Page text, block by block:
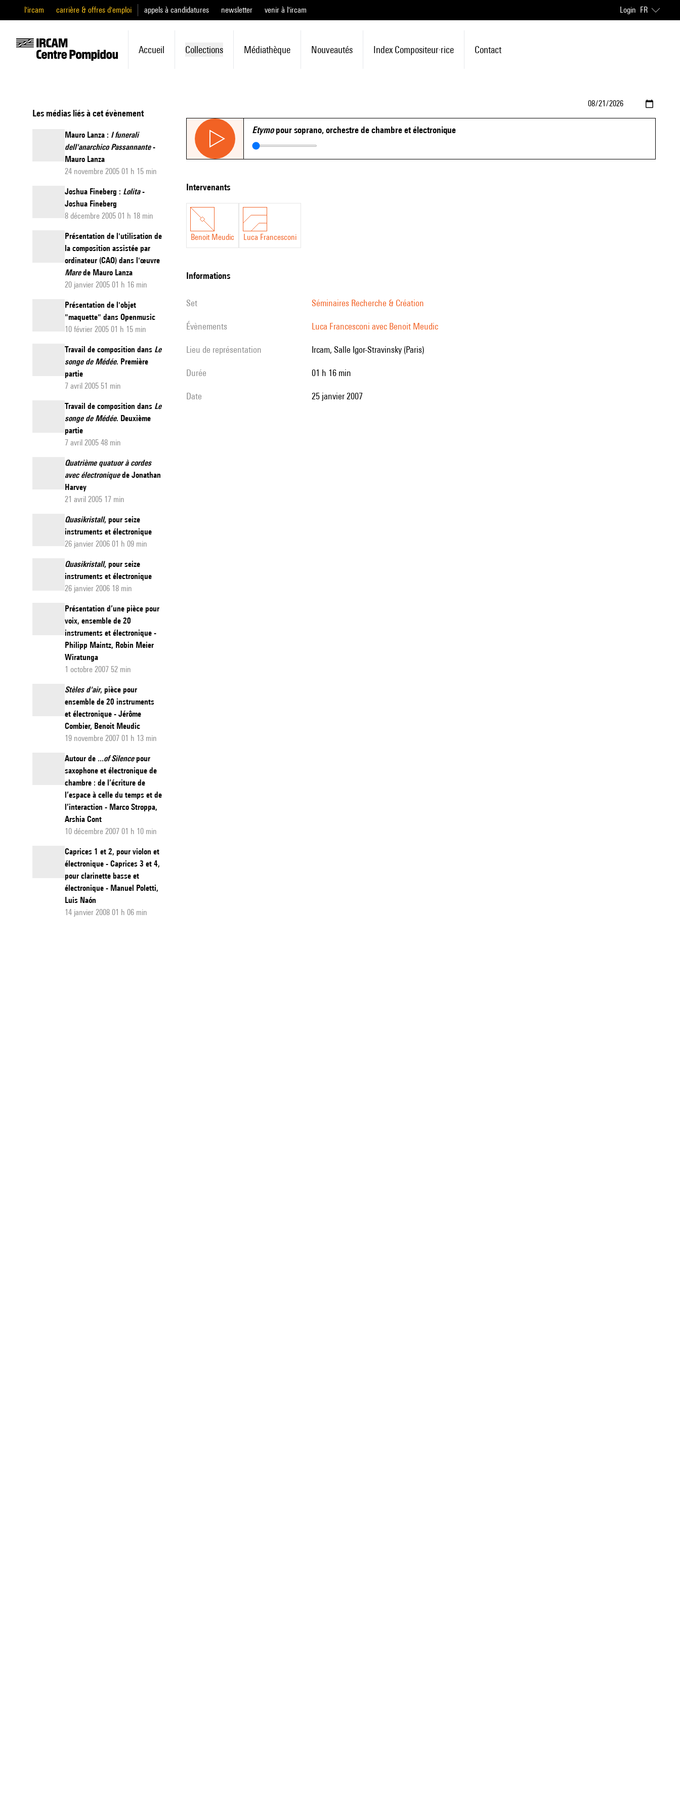
l'ircam carrière & offres d'emploi appels à candidatures newsletter venir à l'ircam Login FR
Accueil Collections Médiathèque Nouveautés Index Compositeur·rice Contact
Les médias liés à cet évènement
Mauro Lanza : I funerali
dell'anarchico Passannante-
Mauro Lanza
24 novembre 2005 01 h 15 min
Joshua Fineberg : Lolita-
Joshua Fineberg
8 décembre 2005 01 h 18 min
Présentation de l'utilisation de
la composition assistée par
ordinateur (CAO) dans l'œuvre
Marede Mauro Lanza
20 janvier 2005 01 h 16 min
Présentation de l'objet
"maquette" dans Openmusic
10 février 2005 01 h 15 min
Travail de composition dans Le
songe de Médée. Première
partie
7 avril 2005 51 min
Travail de composition dans Le
songe de Médée. Deuxième
partie
7 avril 2005 48 min
Quatrième quatuor à cordes
avec électroniquede Jonathan
Harvey
21 avril 2005 17 min
Quasikristall, pour seize
instruments et électronique
26 janvier 2006 01 h 09 min
Quasikristall, pour seize
instruments et électronique
26 janvier 2006 18 min
Présentation d’une pièce pour
voix, ensemble de 20
instruments et électronique -
Philipp Maintz, Robin Meier
Wiratunga
1 octobre 2007 52 min
Stèles d'air, pièce pour
ensemble de 20 instruments
et électronique - Jérôme
Combier, Benoit Meudic
19 novembre 2007 01 h 13 min
Autour de ...of Silencepour
saxophone et électronique de
chambre : de l’écriture de
l’espace à celle du temps et de
l’interaction - Marco Stroppa,
Arshia Cont
10 décembre 2007 01 h 10 min
Caprices 1 et 2, pour violon et
électronique - Caprices 3 et 4,
pour clarinette basse et
électronique - Manuel Poletti,
Luis Naón
14 janvier 2008 01 h 06 min
Etymopour soprano, orchestre de chambre et électronique
intervenants
Benoit Meudic Luca Francesconi
informations
set Séminaires Recherche & Création
évènements Luca Francesconi avec Benoit Meudic
Lieu de représentation Ircam, Salle Igor-Stravinsky (Paris)
durée 01 h 16 min
date 25 janvier 2007